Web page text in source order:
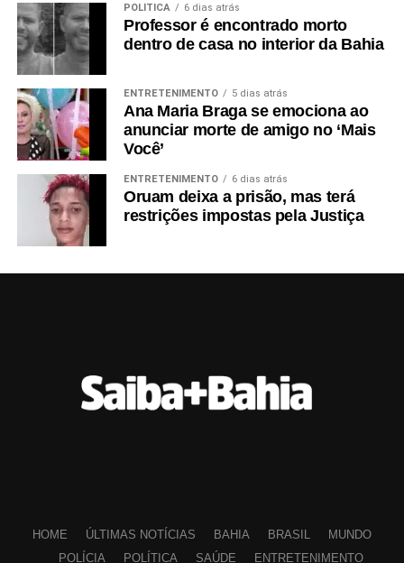
POLÍTICA 6 dias atrás
Professor é encontrado morto
dentro de casa no interior da Bahia
ENTRETENIMENTO 5 dias atrás
Ana Maria Braga se emociona ao
anunciar morte de amigo no ‘Mais
Você’
ENTRETENIMENTO 6 dias atrás
Oruam deixa a prisão, mas terá
restrições impostas pela Justiça
HOME ÚLTIMAS NOTÍCIAS BAHIA BRASIL
MUNDO
POLÍCIA
POLÍTICA SAÚDE ENTRETENIMENTO